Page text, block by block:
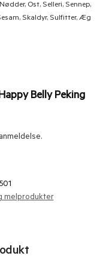
Ost, Selleri, Sennep,
Skaldyr, Sulfitter, Æg
Belly Peking
melprodukter